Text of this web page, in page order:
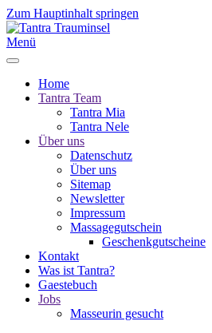
Zum Hauptinhalt springen
Menü
Home
Tantra Team
Tantra Mia
Tantra Nele
Über uns
Datenschutz
Über uns
Sitemap
Newsletter
Impressum
Massagegutschein
Geschenkgutscheine
Kontakt
Was ist Tantra?
Gaestebuch
Jobs
Masseurin gesucht